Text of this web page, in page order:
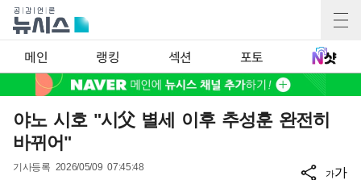
메인 랭킹 섹션 포토
야노 시호 "시父 별세 이후 추성훈 완전히
바뀌어"
기사등록 2026/05/09 07:45:48
가가